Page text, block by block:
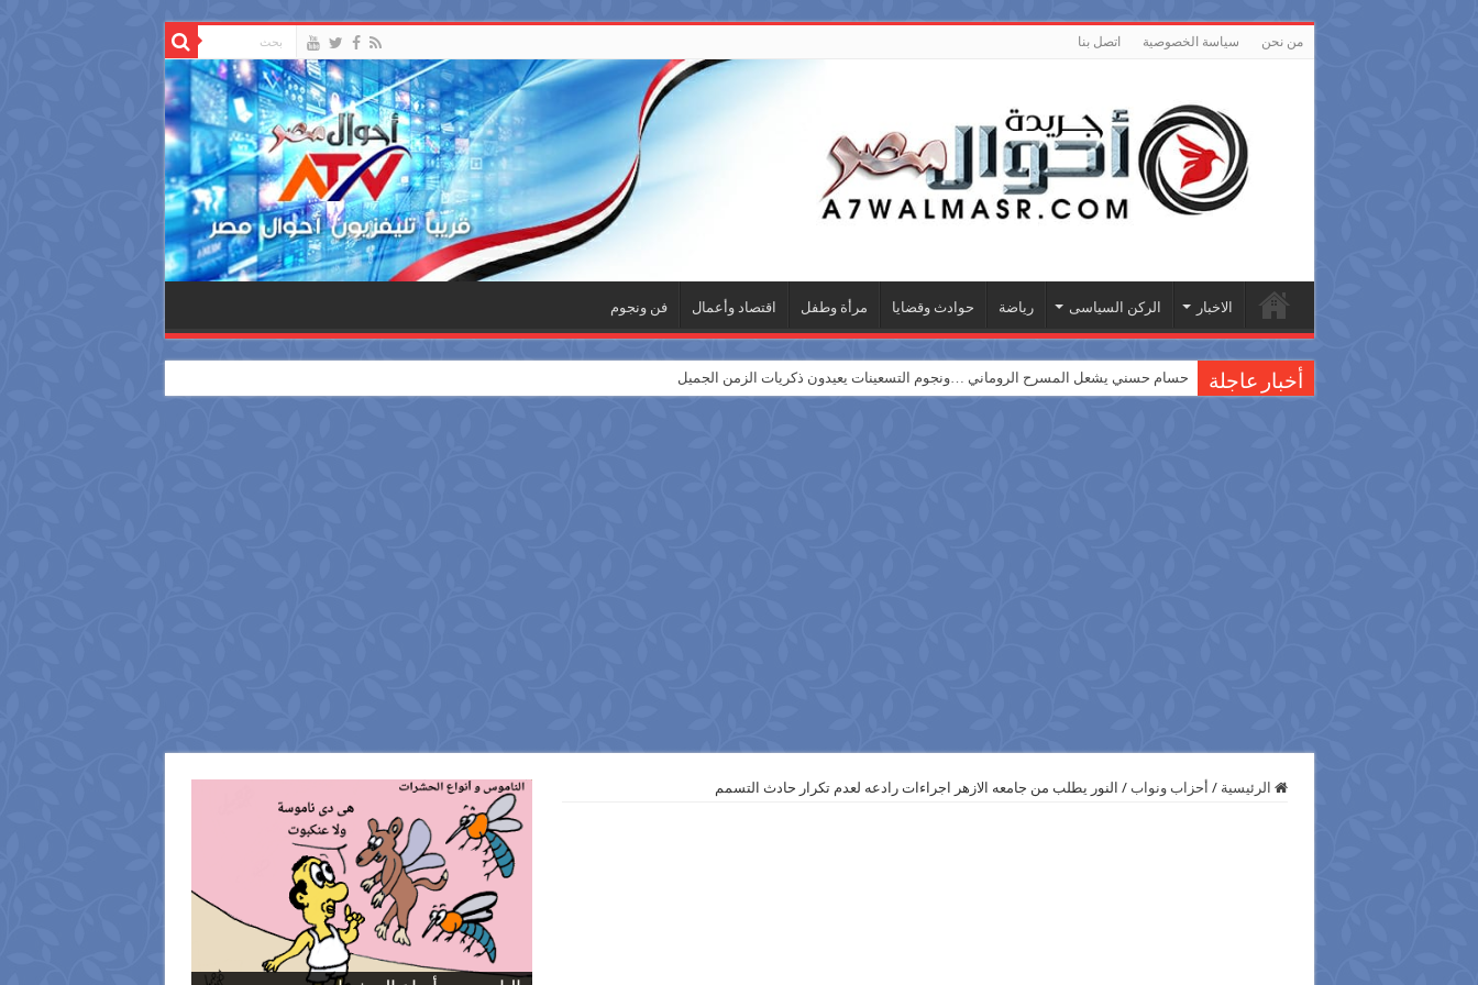
من نحن سياسة الخصوصية اتصل بنا
الاخبار الركن السياسى رياضة حوادث وقضايا مرأة وطفل اقتصاد وأعمال فن ونجوم
أخبار عاجلة حسام حسني يشعل المسرح الروماني …ونجوم التسعينات يعيدون ذكريات الزمن الجميل
الرئيسية / أحزاب ونواب / النور يطلب من جامعه الازهر اجراءات رادعه لعدم تكرار حادث التسمم